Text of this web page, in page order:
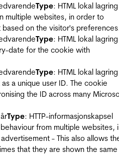
Type: HTML lokal lagring
multiple websites, in order to
on the visitor's
Type: HTML lokal lagring
date for the cookie with
Type: HTML lokal lagring
a unique user ID. The cookie
the ID across many
Type: HTTP-informasjonskapsel
from multiple websites,
- This also allows
that they are shown the same